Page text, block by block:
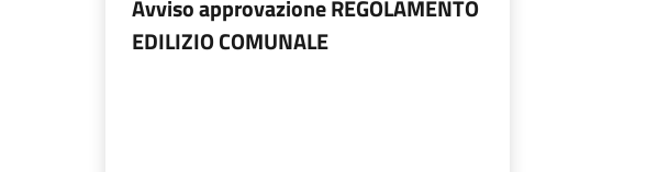
Avviso approvazione REGOLAMENTO
EDILIZIO COMUNALE